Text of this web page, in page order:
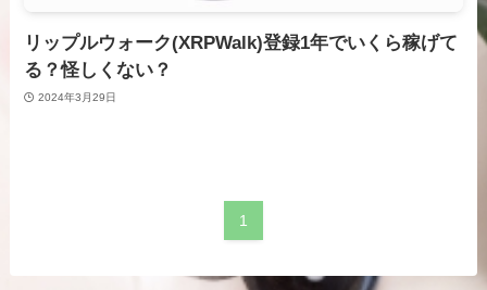
リップルウォーク(XRPWalk)登録1年でいくら稼げて
る？怪しくない？
2024年3月29日
1